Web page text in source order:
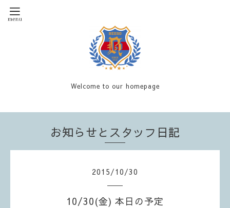
Welcome to our homepage
お知らせとスタッフ日記
2015/10/30
10/30(金) 本日の予定